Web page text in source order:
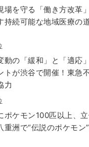
場を守る「働き方改革
持続可能な地域医療の
動の「緩和」と「適応
トが渋谷で開催！東急
力
ポケモン100匹以上、
重洲で“伝説のポケモン